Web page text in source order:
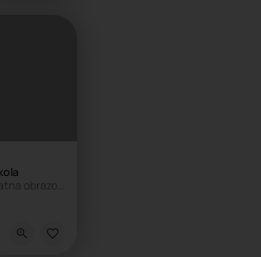
Nemačka škola Beograd (DSB) je privatna obrazovna ustanova pod okriljem Školskog društva, koju je…